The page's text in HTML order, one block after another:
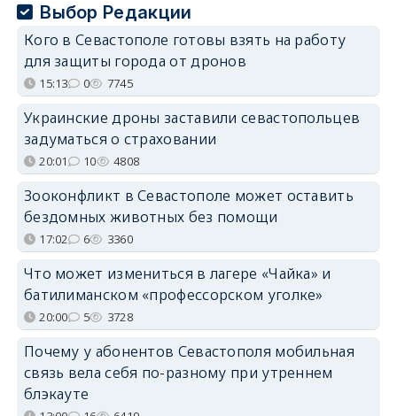
Выбор Редакции
Кого в Севастополе готовы взять на работу
для защиты города от дронов
15:13 0 7745
Украинские дроны заставили севастопольцев
задуматься о страховании
20:01 10 4808
Зооконфликт в Севастополе может оставить
бездомных животных без помощи
17:02 6 3360
Что может измениться в лагере «Чайка» и
батилиманском «профессорском уголке»
20:00 5 3728
Почему у абонентов Севастополя мобильная
связь вела себя по-разному при утреннем
блэкауте